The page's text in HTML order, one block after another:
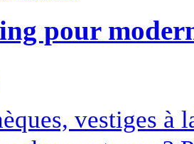
pour
vestiges à